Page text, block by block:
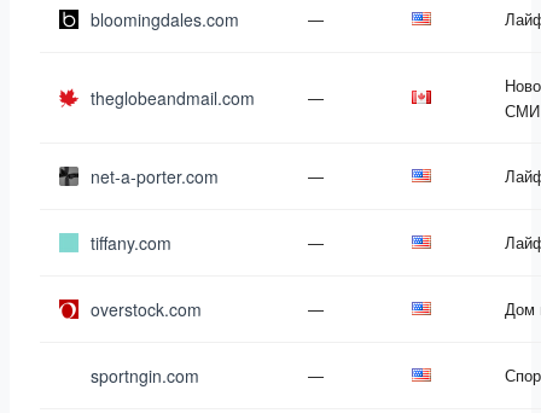
bloomingdales.com —
theglobeandmail.com —
СМИ
net-a-porter.com —
tiffany.com —
overstock.com — Дом
sportngin.com —